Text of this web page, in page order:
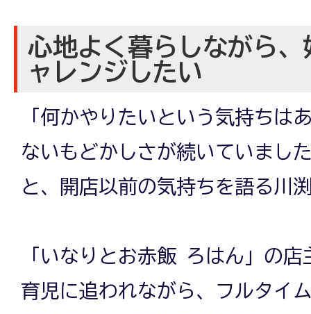
心地よく暮らしながら
ャレンジしたい
「何かやりたいという気持ちは
ないもどかしさが続いていまし
と、開店以前の気持ちを語る川
「いなりとお赤飯 ろはん」の
育児に追われながら、フルタイ